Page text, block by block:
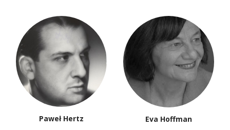
Paweł Hertz Eva Hoffman